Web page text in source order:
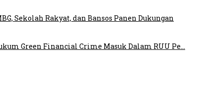
Sekolah Rakyat, dan Bansos Panen Dukungan
Green Financial Crime Masuk Dalam RUU Pe…